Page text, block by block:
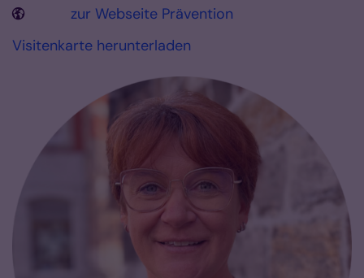
zur Webseite Prävention
Visitenkarte herunterladen